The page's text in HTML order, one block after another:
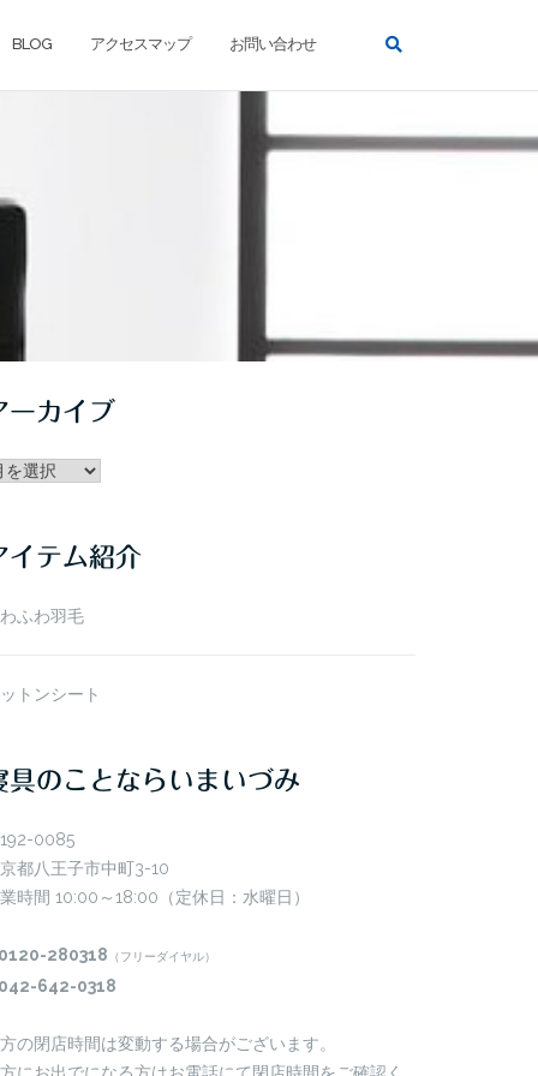
BLOG アクセスマップ お問い合わせ
ーカイブ
イテム紹介
ふわ羽毛
トンシート
具のことならいまいづみ
0085
都八王子市中町3-10
時間 10:00～18:00（定休日：水曜日）
280318 （フリーダイヤル）
642-0318
の閉店時間は変動する場合がございます。